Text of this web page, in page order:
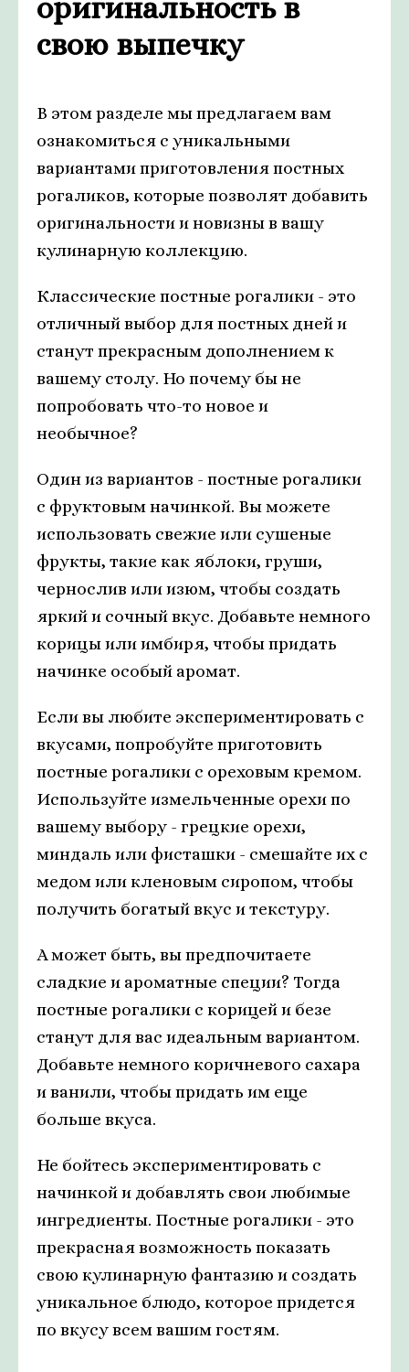
оригинальность в
свою выпечку
В этом разделе мы предлагаем вам
ознакомиться с уникальными
вариантами приготовления постных
рогаликов, которые позволят добавить
оригинальности и новизны в вашу
кулинарную коллекцию.
Классические постные рогалики - это
отличный выбор для постных дней и
станут прекрасным дополнением к
вашему столу. Но почему бы не
попробовать что-то новое и
необычное?
Один из вариантов - постные рогалики
с фруктовым начинкой. Вы можете
использовать свежие или сушеные
фрукты, такие как яблоки, груши,
чернослив или изюм, чтобы создать
яркий и сочный вкус. Добавьте немного
корицы или имбиря, чтобы придать
начинке особый аромат.
Если вы любите экспериментировать с
вкусами, попробуйте приготовить
постные рогалики с ореховым кремом.
Используйте измельченные орехи по
вашему выбору - грецкие орехи,
миндаль или фисташки - смешайте их с
медом или кленовым сиропом, чтобы
получить богатый вкус и текстуру.
А может быть, вы предпочитаете
сладкие и ароматные специи? Тогда
постные рогалики с корицей и безе
станут для вас идеальным вариантом.
Добавьте немного коричневого сахара
и ванили, чтобы придать им еще
больше вкуса.
Не бойтесь экспериментировать с
начинкой и добавлять свои любимые
ингредиенты. Постные рогалики - это
прекрасная возможность показать
свою кулинарную фантазию и создать
уникальное блюдо, которое придется
по вкусу всем вашим гостям.